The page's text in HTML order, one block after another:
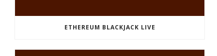
ETHEREUM BLACKJACK LIVE